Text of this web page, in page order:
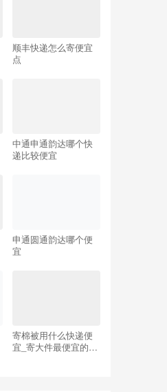
顺丰快递怎么寄便宜
点
中通申通韵达哪个快
递比较便宜
申通圆通韵达哪个便
宜
寄棉被用什么快递便
宜_寄大件最便宜的物